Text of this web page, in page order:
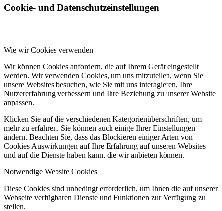
Cookie- und Datenschutzeinstellungen
Wie wir Cookies verwenden
Wir können Cookies anfordern, die auf Ihrem Gerät eingestellt
werden. Wir verwenden Cookies, um uns mitzuteilen, wenn Sie
unsere Websites besuchen, wie Sie mit uns interagieren, Ihre
Nutzererfahrung verbessern und Ihre Beziehung zu unserer Website
anpassen.
Klicken Sie auf die verschiedenen Kategorienüberschriften, um
mehr zu erfahren. Sie können auch einige Ihrer Einstellungen
ändern. Beachten Sie, dass das Blockieren einiger Arten von
Cookies Auswirkungen auf Ihre Erfahrung auf unseren Websites
und auf die Dienste haben kann, die wir anbieten können.
Notwendige Website Cookies
Diese Cookies sind unbedingt erforderlich, um Ihnen die auf unserer
Webseite verfügbaren Dienste und Funktionen zur Verfügung zu
stellen.